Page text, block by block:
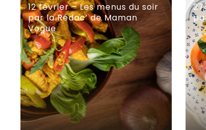
12 février – Les menus du soir
par la Rédac’ de Maman
Vogue
27